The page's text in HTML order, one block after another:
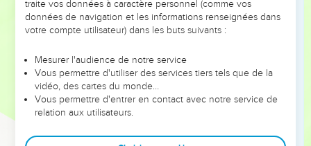
Je ne permets pas à une femme d’enseigner en prenant
autorité sur l’homme. Qu’elle garde plutôt une attitude
paisible.
En effet, Adam fut créé le premier, Eve ensuite.
Ce n’est pas Adam qui a été détourné de la vérité, c’est la
femme, et elle a désobéi au commandement de Dieu,
mais elle sera *sauvée grâce à sa descendance. Quant aux
traite vos données à caractère personnel (comme vos
données de navigation et les informations renseignées dans
votre compte utilisateur) dans les buts suivants :
Mesurer l'audience de notre service
Vous permettre d'utiliser des services tiers tels que de la
vidéo, des cartes du monde…
Vous permettre d'entrer en contact avec notre service de
relation aux utilisateurs.